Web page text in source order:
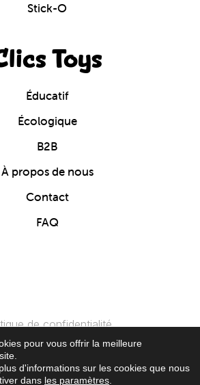
Stick-O
Toys
Éducatif
Écologique
B2B
À propos de nous
Contact
FAQ
de confidentialité
Toys. Tous Droits Réservés.
pour vous offrir la meilleure
d'informations sur les cookies que nous
dans les paramètres